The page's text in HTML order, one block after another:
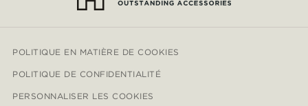
POLITIQUE EN MATIÈRE DE COOKIES
POLITIQUE DE CONFIDENTIALITÉ
PERSONNALISER LES COOKIES